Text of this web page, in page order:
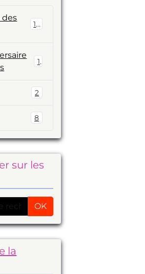
des
19
1
2
8
sur les
OK
la